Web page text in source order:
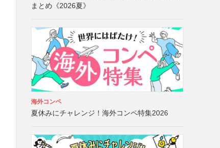
まとめ《2026夏》
海外コンペ
夏休みにチャレンジ！海外コンペ特集2026